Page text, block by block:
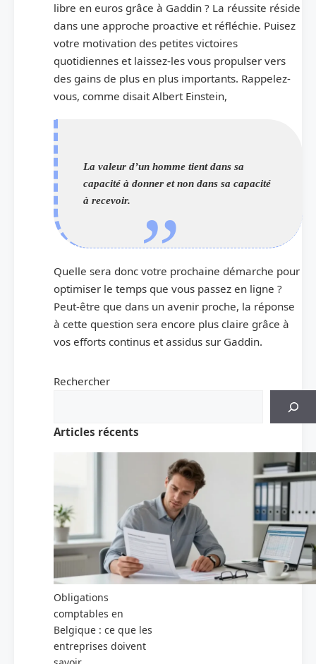
libre en euros grâce à Gaddin ? La réussite réside
dans une approche proactive et réfléchie. Puisez
votre motivation des petites victoires
quotidiennes et laissez-les vous propulser vers
des gains de plus en plus importants. Rappelez-
vous, comme disait Albert Einstein,
La valeur d’un homme tient dans sa
capacité à donner et non dans sa capacité
à recevoir.
Quelle sera donc votre prochaine démarche pour
optimiser le temps que vous passez en ligne ?
Peut-être que dans un avenir proche, la réponse
à cette question sera encore plus claire grâce à
vos efforts continus et assidus sur Gaddin.
Rechercher
Articles récents
Obligations
comptables en
Belgique : ce que les
entreprises doivent